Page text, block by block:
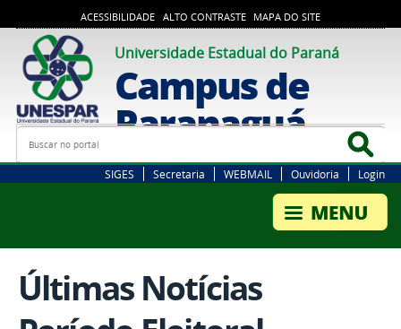
ACESSIBILIDADE ALTO CONTRASTE MAPA DO SITE
Universidade Estadual do Paraná
Campus de
Paranaguá
Busca
SIGES Secretaria WEBMAIL Ouvidoria Login
Últimas Notícias